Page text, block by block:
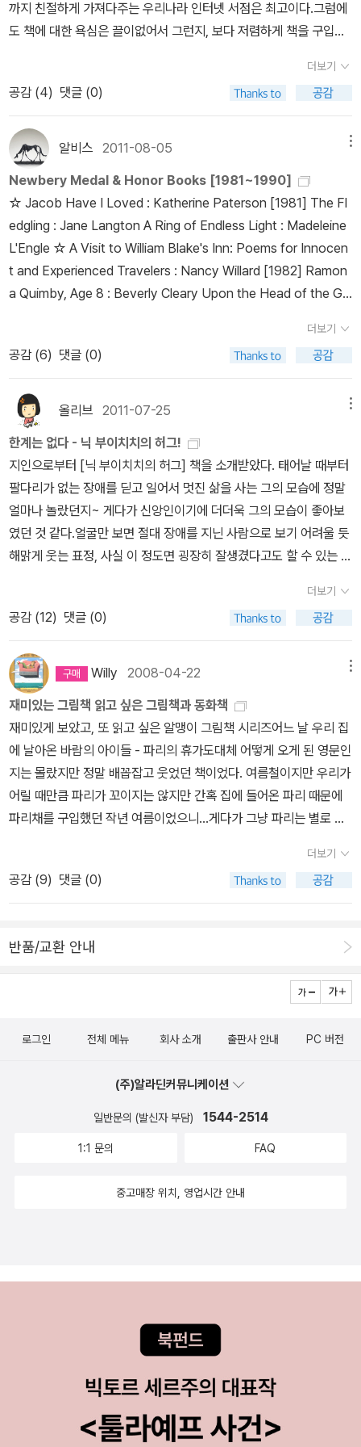
로 어수선한 뒤뜰에 몸을 숨기듯, 우리의 손가락질을 받는 누군가도
낡아 빠진 옷으로 자신을 감추고 있는 게 아닐까? 눈을 뜨고 깊게 봐.
는 뜻의 에스페란토어이며, 뜨인돌출판사의 청소년 문학 브랜드이기
주역인 청소년들이 ‘더불어 사는 삶’에 촉수를 대고 늘 깨어 살아가기
를 바라는 뜻에서 기획되었다. 1권 『티모시의 유산』은 백인 소년이 흑
인 노인에 대한 편견을 벗고 친구가 되기까지의 과정을, 2권 『내일은
도시를 하나 세울까 해』은 의문의 바이러스로 아이들만 남은 세상에
서의 생존과 권력 구조를, 3권 『황허에 떨어진 꽃잎』은 입양된 소녀
를 통해 정체성과 용서의 문제를 다루었다. 그 뒤를 이어, 미래 환경
문제를 다룬 『태양이 없는 땅』, 어린이 인권의 아픈 현실을 밝힌 『사
막으로 사라진 아이들』, 12살 소년의 세상을 바꾼 아이디어 『트레
버』, 반전(反戰)과 말로 전할 수 없는 가치의 소중함을 일깨운 『기관
차 선생님』, 불의로 가득한 세상을 서로 다른 태도로 살아가는 두 소
의 생존기를 다룬 『바람에게 부탁했어』가 독자들의 호평을 받으며 테
마 문학으로 자리를 잡았다. 《비바비보》 시리즈의 열 번째 책인 이 책
『우리 옆집에 요정이 산다』는 겉모습으로 사람을 판단하고, 너를 위
한다고 말하지만 실상은 나를 위해 행동하는 우리의 모습을 풍자하고
있다. 사라케이트는 아픈 엄마를 방치한 독한 계집애라는 오명을 뒤
집어쓴 채 친척 집으로 보내지고, 엄마는 병원으로 보내진다. 사라케
이트가 우려한 일이 현실로 벌어진 것이다. 소녀는 평범한 사람들은
자기들과 다른 방식으로 산다든지 몸이 불편한 이들을 싫어한다는 사
봄의 방식이 있었다는 사실을 통해, 우리가 불쌍하다고 말하는 사람
들은 우리가 그렇게 보기 때문이 아닐까, 그들이 원하는 것 이상을 좌
지우지하려는 것이야말로 그들의 삶을 무질서하게 흐트러뜨리는 것
이 아닐까, 엄마와 함께 사는 것과 돌봄을 받을 수 있는 곳으로 보내지
는 것 중 어떤 것이 사라케이트에게 더 필요한 것이었을까라는 답하
기 쉽지 않은 물음을 던진다. 여러 권위 있는 기관에 선정됨으로써 입
증된 재닛 테일러 라일의 환상적인 스토리텔링 담아내는 의식이 진중
하다고 해서 무겁거나 우울할 필요는 없다. 작가는 사랑스럽고 아기
자기한 소재를 끌어와 독특한 이야기를 제조해내는 탁월한 이야기꾼
이다. 그래서 주제의식을 느낄 겨를도 없이 이야기의 재미 속으로 빠
져들 수도 있다. 두 소녀와 더불어 요정마을 근처를 조심스럽게 맴돌
거나, 요정의 자취를 찾거나, 무궁무진 쏟아져 나오는 요정에 관한 설
명을 들으면서 향기로운 꿈을 꾸는 듯한 느낌을 받을 수도 있다. 끊임
수 있는 주제의식을 황홀한 이야기 속에 완성도 있게 담아낸 『우리 옆
았다. 뉴베리 아너상을 비롯해 미국도서관협회(ALA) 선정 주목할 만
한 어린이책, 「퍼블리셔스 위클리Publishers Weekly」 선정 올해의
만 힐러리는 사라의 보이지 않는 세상을 볼 수있기에 남겨진 요정마
을을 자신의 정원으로 옮겨 놓게 된다.학원을 다니면서 마음 속의 꿈
혹은 자신의 마음 깊이 간직했던 동심과 환상의 꿈을 꿀 여유를 찾았
것에서 더 많은 진실성을 찾으려고 한다. 성적, 학벌, 재산..이보다 더
중요한 것이 있다는 것은 동감하기에보이지 않는 것에 대한 배려가
우리 시대에는 더 필요한지도 모르겠다. 단답형에 익숙한 아이들에게
만약 우리 옆집에 요정이 산다면?이라는 문구를 던져주고 이야기를
듣어 보고 싶어진다.
까지 친절하게 가져다주는 우리나라 인터넷 서점은 최고이다.그럼에
도 책에 대한 욕심은 끌이없어서 그런지, 보다 저렴하게 책을 구입하
수도 있으니까. 물론 꼭 필요한 신간도서가 있다면 그럴 수는 없다. 하
지만 선택의 폭이 넓은 동화책이나 그림책, 소설책들이라면 조금 더
기다릴 수 있는 기회가 있는 것이다. [밉스 가족의 특별한 비밀]과 [고
래의 눈] 요 책 2권은 2010년1월이 출시일이니 이제 막 신간도서에
서 풀려 도서정가제 Free. 즉 구간도서가 된 책이다. 할인율도 많아
지고, 쿠폰할인까지 받을 수 있으니 그동안 참고 기다린 보람이 있다.
그 다음에 아래 책은 조만간 도서정가제에서 풀리기를 기다리며찜해
놓은 책이다.Savvy (Paperback) 인그리드 로 지음 / Penguin Gr
oup USA / 2010년 3월 When You Reach Me (Paperback) S
tead, Rebecca 지음 / Random House Childrens Books / 20
10년 12월 [밉스 가족의 특별한 비밀] 책의 영어 원제목은 [Savvy],
어느 날 미란다에게 생긴 일은 [When You Reach Me]이다. 책 표
지도 다르고 원제도 번역된 책과 연결되지 않아서 늘 헷갈리는 두 권
책을 우리 아이가 읽었으면 하는 것이겠지만...2010년 3,4월에 출시
된 책들. 뉴베리 수상작품들이라 눈빠지게 기다리고 있는 책인데 조
금만 더 기다리면 보다 저렴하게 구입할 수 있을 것 같다. [정정당당
스포츠톼 올림픽] 책 역시 처음나왔을 때부터 눈도장을 찍어놓았다.
자꾸 미루다보니 아직도 구입을 못했는데 조만간 구간도서가 될 듯
하여 무척 기쁘다. 나온지 얼마 안 된 것 같은데 벌써 1년 반이나 지났
다니 시간은 정말 빨리 간다. 정정당당 스포츠와 올림픽 베네딕트 마
티유 외 지음, 김옥진 옮김, 오렐리앙 데바 그림 / 상수리 / 2010년 2
대해서 보다 자세히 알 수 있을 것 같아서 함께 읽고 싶은데, 이제 막
나온 따끈따끈한 신간이니, 또 다시 1년 6개월을 기다리긴 어려울 듯.
그냥 [정정당당 스포츠와 올림픽] 책과 함께 구입해야겠다. 빨리 높이
멀리 달려라 육상 이야기 김화성 지음, 최환욱 그림 / 상수리 / 2011
년 8월 이웃집 꼬마 아이가 왜 요즘 월드컵 축구를 하지 않냐고 묻는
다. 어려서 그런지 아직 올림픽 경기나 월드컵 경기가 언제 열리는지,
또 어떤 과정을 거쳐서 월드컵 본선에 진출하는지 잘 모르는 것 같다.
예선전을 다 치뤄야 한다고 하니, 예선전이 옛날에 선전하는 것이냐
고 물어 주위 사람들을 폭소의 도가니로 만들었는데... ㅋㅋ 유머감감
이 있는 꼬마 친구는 앞으로 개그맨의 될 충분한 소질이 있는 것 같다.
이번에 책을 구입하면 우리 아이 뿐 아니라 꼬마 친구에게도 읽어보
이웃나라 세계유산 : 유럽과 아메리카 편 배원준.김온유 지음, 옥결 그
꿈꾸는사람들 / 2011년 5월화폐수집이 취미인 우리 아이와 나. 그래
서 여기서 다양한 화폐를 모으기 바쁘다. 말레이시아 화폐는 말레이
시아 여행 갈 때 환전을 하고 그 곳에서 쇼핑을 하면서 모았다. 또 아
는 지인분에게도 동전이 있으면 아이가 화폐수집이 취미임을알려주
받거나 쇼핑을 할 때에도 싱가포르 옛날 화폐를 받게 되면 뛸 듯이 기
뻐하는 우리 아이. 호주가 국적인 친구가 방학동안 호주에 다녀온다
짜리 지폐도 그 책에 꼭 넣어야 한단다.'엄마, 나중에 꼭 1000달러짜
돼!'라고 거절하는 게 얼마나 힘이 드는지.화폐에 대한 책이 집에있는
지음, 김숙경 그림 / 한겨레아이들 / 2011년 3월이 책도 눈여겨보았
더보기
공감 (4) 댓글 (0)
알비스 2011-08-05
Newbery Medal & Honor Books [1981~1990]
☆ Jacob Have I Loved : Katherine Paterson [1981] The Fl
edgling : Jane Langton A Ring of Endless Light : Madeleine
L'Engle ☆ A Visit to William Blake's Inn: Poems for Innocen
t and Experienced Travelers : Nancy Willard [1982] Ramon
a Quimby, Age 8 : Beverly Cleary Upon the Head of the Go
McKinley Doctor DeSoto : William Steig Graven Images : P
aul Fleischman Homesick: My Own Story : Jean Fritz Swe
et Whispers, Brother Rush : Virginia Hamilton ☆ Dear Mr. H
enshaw : Beverly Cleary [1984] The Sign of the Beaver : El
izabeth George Speare A Solitary Blue: Cynthia Voigt Sug
aring Time : Kathryn Lasky The Wish Giver: Three Tales of
Coven Tree : Bill Brittain ☆ The Hero and the Crown : Robi
n McKinley [1985] Like Jake and Me : Mavis Jukes The Mo
ves Make the Man : Bruce Brooks One-Eyed Cat : Paula F
ox ☆ Sarah, Plain and Tall : Patricia MacLachlan [1986] Co
mmodore Perry In the Land of the Shogun : Rhoda Blumbe
rg Dogsong : Gary Paulsen ☆ The Whipping Boy : Sid Fleis
onor : Marion Dane Bauer Volcano: The Eruption and Heali
ng of Mount St. Helens : Patricia Lauber ☆ Lincoln: A Phot
obiography : Russell Freedman [1988] After The Rain : Nor
ma Fox Mazer Hatchet : Gary Paulsen ☆ Joyful Noise: Po
ems for Two Voices : Paul Fleischman [1989] In The Begin
ning: Creation Stories from Around the World : Virginia Ham
ilton Scorpions : Walter Dean Myers ☆ Number the Stars :
Lois Lowry [1990] Afternoon of the Elves : Janet Taylor Li
더보기
공감 (6) 댓글 (0)
올리브 2011-07-25
한계는 없다 - 닉 부이치치의 허그!
지인으로부터 [닉 부이치치의 허그] 책을 소개받았다. 태어날 때부터
팔다리가 없는 장애를 딛고 일어서 멋진 삶을 사는 그의 모습에 정말
얼마나 놀랐던지~ 게다가 신앙인이기에 더더욱 그의 모습이 좋아보
였던 것 같다.얼굴만 보면 절대 장애를 지닌 사람으로 보기 어려울 듯
해맑게 웃는 표정, 사실 이 정도면 굉장히 잘생겼다고도 할 수 있는 외
리란 결심을 했다.사실 제목은 익히 들어 알고 있었지만, 그동안은 이
책을 꼭 읽어보고 싶은 생각이 없었으니 어제를 기점으로 달라졌다.
당장이라도 책을 펼쳐서 읽고 싶지만, 그렇게 할 수 없는 여건이 아쉬
운 지금. 이 책의 리뷰들을 읽으면서 얼른 내 손에 [닉 부이치치의 허
그]를 올려놓으리라 다짐한다.지금 내가 처한 건 닉 부이치치의 삶에
비하면 아무것도 아닌 듯.보다 밝고 긍정적인 삶을 사는 나 자신이 되
어야겠다고 생각한다. 책을 읽기도 전에 그런 생각이 드는데, 책을 읽
고 나 자신의 모습이 어떨런지...닉 부이치치의 허그(HUG) 닉 부이
치치 지음, 최종훈 옮김 / 두란노 / 2010년 10월언제나 환율에 민감
해지는 나.예전에 한국에 살 땐 환율변동은 그저 교과서에 나오는 것
정도로 생각했던 때가 있다. IMF 때가 되어서야 비로소 '아, 국가 경
제로 인해 미치는 영향이 이토록 크구나!' 하고 느꼈었다.계속되는 화
폐전쟁 시리즈를 보면서, 꼭 읽고 싶다는 생각이 든다. 전 세계가 유기
옮김, 박한진 감수 / 랜덤하우스코리아 / 2011년 7월사춘기 맞짱 뜨
소년 에세이집 [사춘기 맞짱 뜨기] 서서히 사춘기에 접어드는 우리 아
이를 보며 과연 작가가 그린 사춘기는 어떤 모습일지 궁금하지 않을
수 없다. 내용도 내용이지만, 일러스트가 정말 예쁜 에세이집. 사춘기
사춘기 자녀들에게 선물해도 좋을 듯 하다. 유혹1,2,3 권지예 지음 /
상 수상 작가라고 한다. 아직 작가의 작품을 한 권도 읽지 못했는데,
유혹을 계기로 작가의 작품을 맛보고 싶다.아래는 신간 서적 중에 눈
면 좋겠는데...야구를 좋아하는데 여기서 한국 프로야구 중계를 생생
선수 양준혁 씨의 책이 더욱 궁금해진다.양준혁 지음 / 중앙books
탁해 오쿠다 히데오 지음, 김난주 옮김 / 재인 / 2011년 7월먹는 이야
는 생각이 드는데.... 이번 이야기는 식습관에 대한 내용이라 꼬마 친
구들의 바른 식습관 형성에 좋을 것 같다.기분을 말해 봐! 앤서니 브라
운 글.그림, 홍연미 옮김 / 웅진주니어 / 2011년 7월 내가 좋아하는앤
더보기
공감 (12) 댓글 (0)
Willy 2008-04-22
재미있는 그림책 읽고 싶은 그림책과 동화책
재미있게 보았고, 또 읽고 싶은 알맹이 그림책 시리즈어느 날 우리 집
에 날아온 바람의 아이들 - 파리의 휴가도대체 어떻게 오게 된 영문인
지는 몰랐지만 정말 배꼽잡고 웃었던 책이었다. 여름철이지만 우리가
어릴 때만큼 파리가 꼬이지는 않지만 간혹 집에 들어온 파리 때문에
파리채를 구입했던 작년 여름이었으니...게다가 그냥 파리는 별로 없
였다. 아마도 장수풍뎅이를 기른 영향도 있고 하수구에서 올라오는
것 같기도 했고 말이다.그래서 파리가 여름휴가를 떠나는 장면 - 그
곳의 실체를 알고 얼마나 통쾌했는지 !!! 그 때 처음 [바람의 아이들]
나온 [꼬마 아이를먹을래]도 무척 흥미로울 듯 싶다. 제목에서도 그렇
서 잘 나타난다.빨리 읽고 싶다. 아이도 기다리지만 어느 새 바람의 아
제랄드 스테르 글, 최윤정 옮김 / 바람의아이들 / 2004년 9월 그래
들 / 2005년 2월 아빠가 해줘! 미쉘 바케스 그림, 나딘 브렝콤므 글,
최윤정 옮김 / 바람의아이들 / 2005년 4월 하나도 안 심심해 마갈리
해 브루스 맥밀란 글, 귀넬라 그림, 최윤정 옮김 / 바람의아이들 / 20
2007년 7월머리안 자를 거야! 엘리비아 사바디어 글·그림, 최윤정
더보기
공감 (9) 댓글 (0)
반품/교환 안내
로그인 전체 메뉴 회사 소개 출판사 안내 PC 버전
(주)알라딘커뮤니케이션
일반문의 (발신자 부담) 1544-2514
1:1 문의 FAQ
중고매장 위치, 영업시간 안내